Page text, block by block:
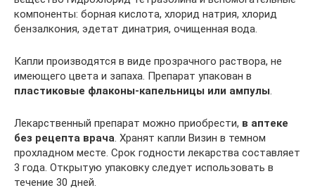
компоненты: борная кислота, хлорид натрия, хлорид
бензалкония, эдетат динатрия, очищенная вода.
Капли производятся в виде прозрачного раствора, не
имеющего цвета и запаха. Препарат упакован в
пластиковые флаконы-капельницы или ампулы.
Лекарственный препарат можно приобрести, в аптеке
без рецепта врача. Хранят капли Визин в темном
прохладном месте. Срок годности лекарства составляет
3 года. Открытую упаковку следует использовать в
течение 30 дней.